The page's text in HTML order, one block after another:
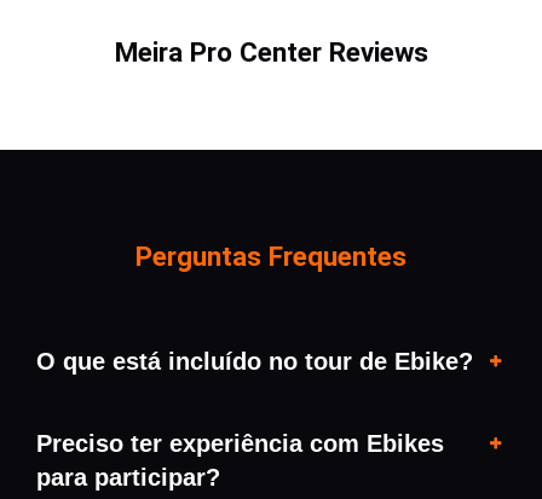
Meira Pro Center Reviews
Perguntas Frequentes
O que está incluído no tour de Ebike?
Preciso ter experiência com Ebikes
para participar?